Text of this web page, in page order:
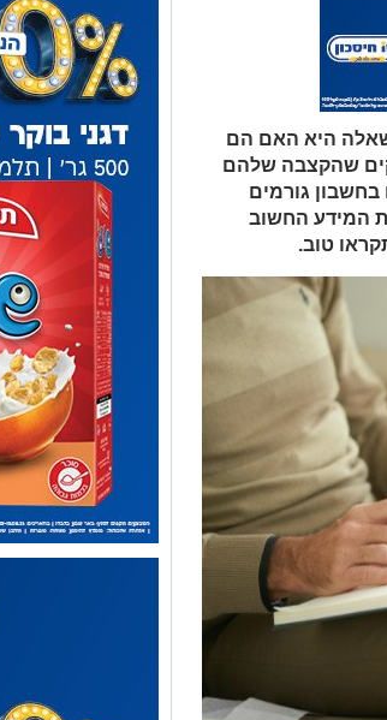
היא האם הם
שהקצבה שלהם
גורמים
המידע החשוב
טוב.